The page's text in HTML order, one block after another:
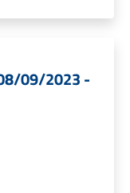
09/2023 -